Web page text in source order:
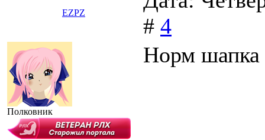
EZPZ
# 4
Полковник
Норм шапка